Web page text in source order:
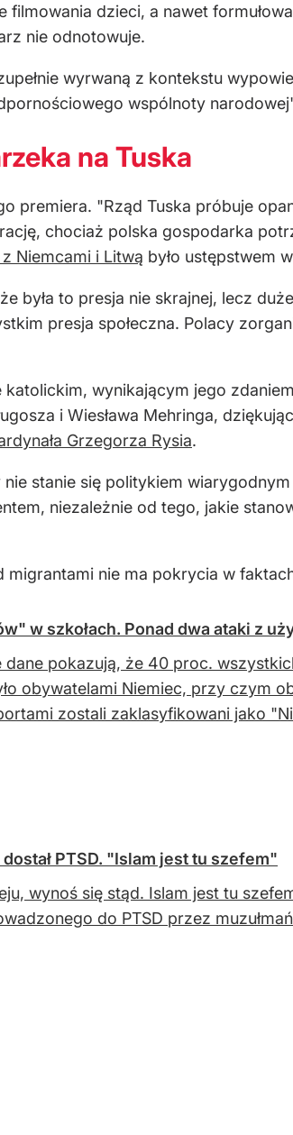
filmowania dzieci, a nawet
nie odnotowuje.
wyrwaną z kontekstu
wspólnoty
na Tuska
premiera. "Rząd Tuska próbuje
chociaż polska gospodarka
Niemcami i Litwą było ustępstwem
była to presja nie skrajnej, lecz
presja społeczna. Polacy
wynikającym jego
i Wiesława Mehringa,
Grzegorza Rysia.
stanie się politykiem
niezależnie od tego, jakie
nie ma pokrycia w
w szkołach. Ponad dwa ataki z
dane pokazują, że 40 proc.
obywatelami Niemiec, przy czym
zostali zaklasyfikowani jako
PTSD. "Islam jest tu szefem"
wynoś się stąd. Islam jest tu
do PTSD przez